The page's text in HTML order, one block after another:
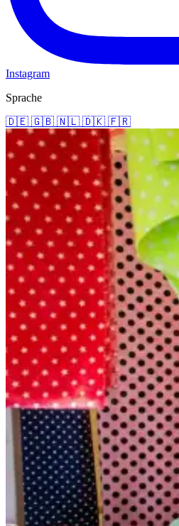
Instagram
Sprache
🇩🇪 🇬🇧 🇳🇱 🇩🇰 🇫🇷